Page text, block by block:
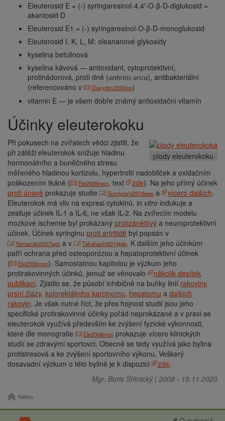
Eleuterosid E = (-) syringaresinol-4,4'-O-β-D-diglukosid =
akantosid D
Eleuterosid E1 = (-) syringaresinol-O-β-D-monoglukosid
Eleuterosid I, K, L, M: oleananové glykosidy
kyselina betulinová
kyselina kávová — antioxidant, cytoprotektivní,
protinádorová, proti dně (arthritis urica), antibakteriální
(referencováno v
Davydov2000es)
vitamin E — je všem dobře známý antioxidační vitamín
Účinky eleuterokoku
plody eleuterokoku
Při pokusech na zvířatech vědci zjistili, že
při zátěži eleuterokok snižuje hladinu
hormonálního a buněčného stresu
měřeného hladinou kortizolu, hypertrofií nadobliček a oxidačním
poškozením tkáně (
Ele2006mon, text zde). Na jeho přímý účinek
proti únavě prokazuje studie Sumiyoshi2016ees a vícero dalších.
Eleuterokok má vliv na expresi cytokinů, in vitro indukuje a
zesiluje účinek IL-1 a IL-6, ne však IL-2. Na zvířecím modelu
mozkové ischemie byl prokázaný protizánětlívý a neuroprotektivní
účinek. Účinek syringinu proti artritidě byl popsán v
Yamazaki2007spc a v Takahashi2014pte. K dalším jeho účinkům
patří ochrana před osteoporózou a hepatoprotektivní účinek
(
Ele2006mon). Samostatnou kapitolou je výzkum jeho
protirakovinných účinků, jemuž se věnovalo
několik desítek
publikací. Zjistilo se, že působí inhibičně na buňky linií rakoviny
prsní žlázy, kolorektálního karcinomu, hepatomu a dalších
rakovin. Je však nutné říct, že přes hojnost studií jsou jeho
specifické protirakovinné účinky pořád neprokázané a v praxi se
eleuterokok využívá především ke zvýšení fyzické výkonnosti,
které dle monografie
Ele2006mon prokazuje vícero klinických
studií se zdravými sportovci. Obecně se tedy využívá jako bylina
protistresová a ke zvýšení sportovního výkonu. Veškerý
dosavadní výzkum o této bylině je k dispozici
zde.
Mgr. Boris Štítnický | 2008 - 15.11.2020
Nahoru